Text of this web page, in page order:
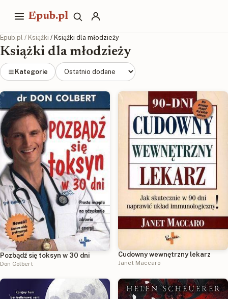
Epub.pl
Epub.pl / Książki / Książki dla młodzieży
Książki dla młodzieży
Kategorie
Pozbądź się toksyn w 30 dni
Don Colbert
Cudowny wewnętrzny lekarz
Janet Maccaro